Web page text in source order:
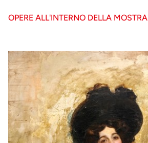
OPERE ALL'INTERNO DELLA MOSTRA